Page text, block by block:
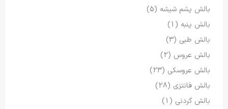
بالش پشم شیشه (5)
بالش پنبه (1)
بالش طبی (3)
بالش عروس (2)
بالش عروسکی (23)
بالش فانتزی (28)
بالش گردنی (1)